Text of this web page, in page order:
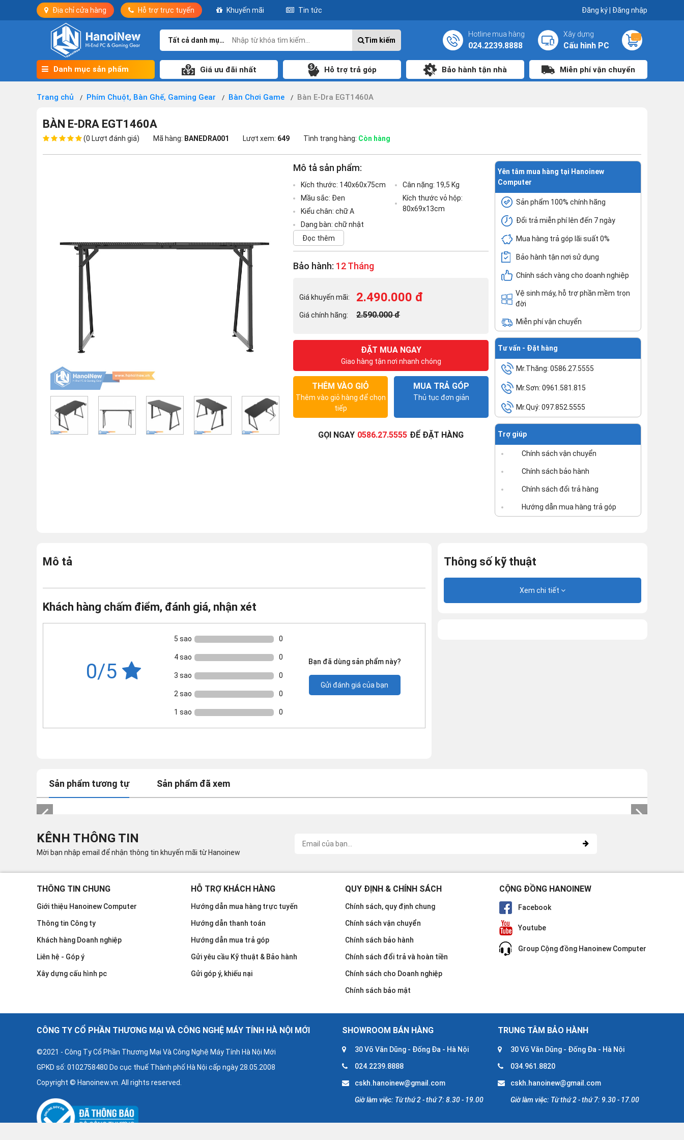
Địa chỉ cửa hàng Hỗ trợ trực tuyến Khuyến mãi Tin tức Đăng ký| Đăng nhập
Tất cả danh mục Tìm kiếm
Hotline mua hàng
024.2239.8888
Xây dựng
Cấu hình PC
Danh mục sản phẩm Giá ưu đãi nhất Hỗ trợ trả góp Bảo hành tận nhà Miễn phí vận chuyển
Trang chủ Phím Chuột, Bàn Ghế, Gaming Gear Bàn Chơi Game Bàn E-Dra EGT1460A
BÀN E-DRA EGT1460A
(0 Lượt đánh giá) Mã hàng: BANEDRA001 Lượt xem: 649 Tình trạng hàng: Còn hàng
Mô tả sản phẩm:
Kích thước: 140x60x75cm
Mầu sắc: Đen
Kiểu chân: chữ A
Dạng bàn: chữ nhật
Cân nặng: 19,5 Kg
Kích thước vỏ hộp:
80x69x13cm
Đọc thêm
Bảo hành: 12 Tháng
Giá khuyến mãi: 2.490.000 đ
Giá chính hãng: 2.590.000 đ
ĐẶT MUA NGAY
Giao hàng tận nơi nhanh chóng
THÊM VÀO GIỎ
Thêm vào giỏ hàng để chọn
tiếp
MUA TRẢ GÓP
Thủ tục đơn giản
GỌI NGAY 0586.27.5555 ĐỂ ĐẶT HÀNG
Yên tâm mua hàng tại Hanoinew
Computer
Sản phẩm 100% chính hãng
Đổi trả miễn phí lên đến 7 ngày
Mua hàng trả góp lãi suất 0%
Bảo hành tận nơi sử dụng
Chính sách vàng cho doanh nghiệp
Vệ sinh máy, hỗ trợ phần mềm trọn
đời
Miễn phí vận chuyển
Tư vấn - Đặt hàng
Mr.Thăng: 0586.27.5555
Mr.Sơn: 0961.581.815
Mr.Quý: 097.852.5555
Trợ giúp
Chính sách vận chuyển
Chính sách bảo hành
Chính sách đổi trả hàng
Hướng dẫn mua hàng trả góp
Mô tả
Khách hàng chấm điểm, đánh giá, nhận xét
0/5
5 sao 0
4 sao 0
3 sao 0
2 sao 0
1 sao 0
Bạn đã dùng sản phẩm này?
Gửi đánh giá của bạn
Thông số kỹ thuật
Xem chi tiết
Sản phẩm tương tự Sản phẩm đã xem
KÊNH THÔNG TIN
Mời bạn nhập email để nhận thông tin khuyến mãi từ Hanoinew
THÔNG TIN CHUNG
Giới thiệu Hanoinew Computer
Thông tin Công ty
Khách hàng Doanh nghiệp
Liên hệ - Góp ý
Xây dựng cấu hình pc
HỖ TRỢ KHÁCH HÀNG
Hướng dẫn mua hàng trực tuyến
Hướng dẫn thanh toán
Hướng dẫn mua trả góp
Gửi yêu cầu Kỹ thuật & Bảo hành
Gửi góp ý, khiếu nại
QUY ĐỊNH & CHÍNH SÁCH
Chính sách, quy định chung
Chính sách vận chuyển
Chính sách bảo hành
Chính sách đổi trả và hoàn tiền
Chính sách cho Doanh nghiệp
Chính sách bảo mật
CỘNG ĐỒNG HANOINEW
Facebook
Youtube
Group Cộng đồng Hanoinew Computer
CÔNG TY CỔ PHẦN THƯƠNG MẠI VÀ CÔNG NGHỆ MÁY TÍNH HÀ NỘI MỚI
©2021 - Công Ty Cổ Phần Thương Mại Và Công Nghệ Máy Tính Hà Nội Mới
GPKD số: 0102758480 Do cục thuế Thành phố Hà Nội cấp ngày 28.05.2008
Copyright © Hanoinew.vn. All rights reserved.
SHOWROOM BÁN HÀNG
30 Võ Văn Dũng - Đống Đa - Hà Nội
024.2239.8888
cskh.hanoinew@gmail.com
Giờ làm việc: Từ thứ 2 - thứ 7: 8.30 - 19.00
TRUNG TÂM BẢO HÀNH
30 Võ Văn Dũng - Đống Đa - Hà Nội
034.961.8820
cskh.hanoinew@gmail.com
Giờ làm việc: Từ thứ 2 - thứ 7: 9.30 - 17.00